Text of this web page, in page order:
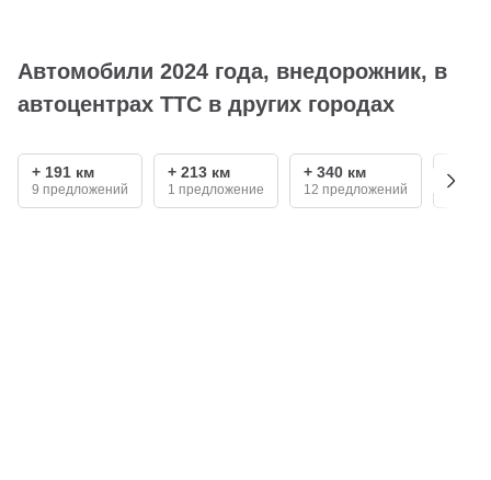
Автомобили 2024 года, внедорожник, в
автоцентрах ТТС в других городах
+ 191 км
9 предложений
+ 213 км
1 предложение
+ 340 км
12 предложений
+ 380
22